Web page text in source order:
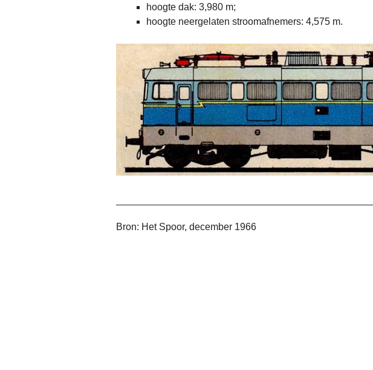
hoogte dak: 3,980 m;
hoogte neergelaten stroomafnemers: 4,575 m.
Bron: Het Spoor, december 1966